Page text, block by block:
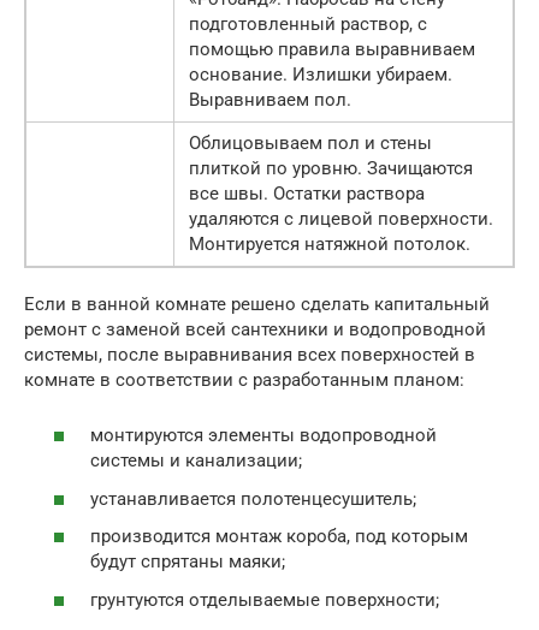
подготовленный раствор, с
помощью правила выравниваем
основание. Излишки убираем.
Выравниваем пол.
Облицовываем пол и стены
плиткой по уровню. Зачищаются
все швы. Остатки раствора
удаляются с лицевой поверхности.
Монтируется натяжной потолок.
Если в ванной комнате решено сделать капитальный
ремонт с заменой всей сантехники и водопроводной
системы, после выравнивания всех поверхностей в
комнате в соответствии с разработанным планом:
монтируются элементы водопроводной
системы и канализации;
устанавливается полотенцесушитель;
производится монтаж короба, под которым
будут спрятаны маяки;
грунтуются отделываемые поверхности;